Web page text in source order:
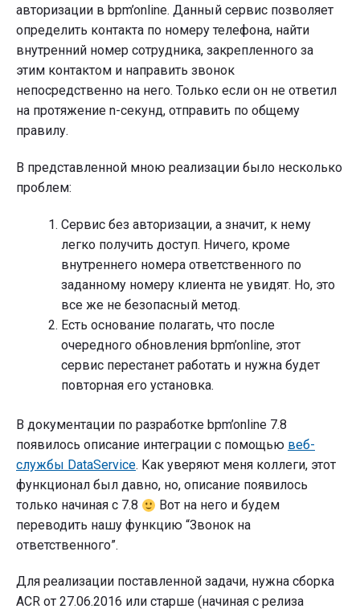
авторизации в bpm’online. Данный сервис позволяет
определить контакта по номеру телефона, найти
внутренний номер сотрудника, закрепленного за
этим контактом и направить звонок
непосредственно на него. Только если он не ответил
на протяжение n-секунд, отправить по общему
правилу.
В представленной мною реализации было несколько
проблем:
Сервис без авторизации, а значит, к нему
легко получить доступ. Ничего, кроме
внутреннего номера ответственного по
заданному номеру клиента не увидят. Но, это
все же не безопасный метод.
Есть основание полагать, что после
очередного обновления bpm’online, этот
сервис перестанет работать и нужна будет
повторная его установка.
В документации по разработке bpm’online 7.8
появилось описание интеграции с помощью веб-
службы DataService. Как уверяют меня коллеги, этот
функционал был давно, но, описание появилось
только начиная с 7.8
Вот на него и будем
переводить нашу функцию “Звонок на
ответственного”.
Для реализации поставленной задачи, нужна сборка
ACR от 27.06.2016 или старше (начиная с релиза